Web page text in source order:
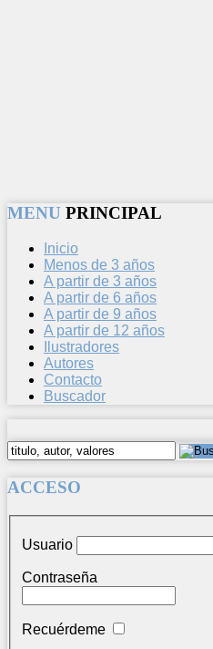
MENU PRINCIPAL
Inicio
Menos de 3 años
A partir de 3 años
A partir de 6 años
A partir de 9 años
A partir de 12 años
Ilustradores
Autores
Contacto
Buscador
ACCESO
Usuario
Contraseña
Recuérdeme